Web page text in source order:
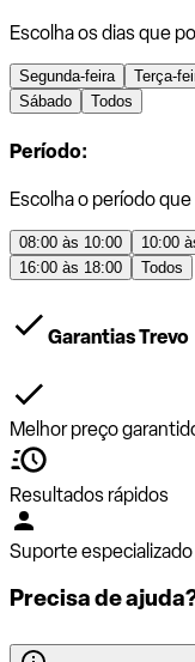
Escolha os dias que
Segunda-feira Terça-
Sábado
Todos
Período:
Escolha o período
08:00 às 10:00 10:00
16:00 às 18:00
Todos
Garantias Trevo
Melhor preço
Resultados rápidos
Suporte especializado
Precisa de